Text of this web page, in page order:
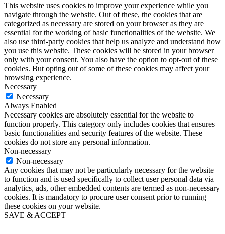
This website uses cookies to improve your experience while you
navigate through the website. Out of these, the cookies that are
categorized as necessary are stored on your browser as they are
essential for the working of basic functionalities of the website. We
also use third-party cookies that help us analyze and understand how
you use this website. These cookies will be stored in your browser
only with your consent. You also have the option to opt-out of these
cookies. But opting out of some of these cookies may affect your
browsing experience.
Necessary
Necessary
Always Enabled
Necessary cookies are absolutely essential for the website to
function properly. This category only includes cookies that ensures
basic functionalities and security features of the website. These
cookies do not store any personal information.
Non-necessary
Non-necessary
Any cookies that may not be particularly necessary for the website
to function and is used specifically to collect user personal data via
analytics, ads, other embedded contents are termed as non-necessary
cookies. It is mandatory to procure user consent prior to running
these cookies on your website.
SAVE & ACCEPT